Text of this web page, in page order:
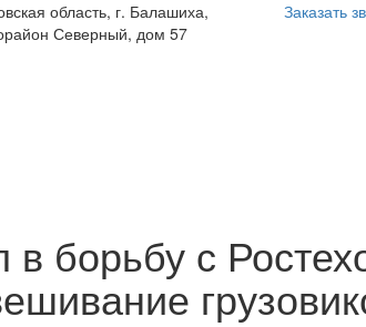
область, г. Балашиха,
Северный, дом 57
Заказать
в борьбу с